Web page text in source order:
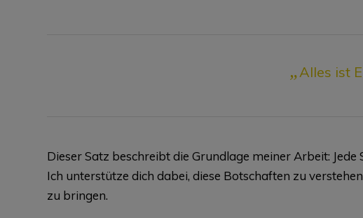
„Alles ist
Dieser Satz beschreibt die Grundlage meiner Arbeit:
Ich unterstütze dich dabei, diese Botschaften zu
zu bringen.